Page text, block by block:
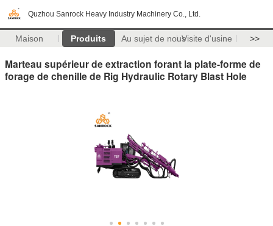
Quzhou Sanrock Heavy Industry Machinery Co., Ltd.
Maison Produits Au sujet de nousVisite d'usine >>
Marteau supérieur de extraction forant la plate-forme de
forage de chenille de Rig Hydraulic Rotary Blast Hole